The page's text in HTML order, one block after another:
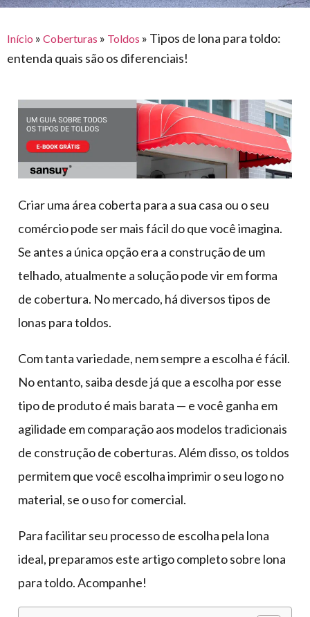
eventos
para
agronegócio
toldos
construção
civil
mercado
automotivo
móveis,
calçados,
epi's
e
multiúso
e logística
armazenagem
lonas
de
caminhoneiro
Início » Coberturas » Toldos » Tipos de lona para toldo:
entenda quais são os diferenciais!
Criar uma área coberta para a sua casa ou o seu
comércio pode ser mais fácil do que você imagina.
Se antes a única opção era a construção de um
telhado, atualmente a solução pode vir em forma
de cobertura. No mercado, há diversos tipos de
lonas para toldos.
Com tanta variedade, nem sempre a escolha é fácil.
No entanto, saiba desde já que a escolha por esse
tipo de produto é mais barata — e você ganha em
agilidade em comparação aos modelos tradicionais
de construção de coberturas. Além disso, os toldos
permitem que você escolha imprimir o seu logo no
material, se o uso for comercial.
Para facilitar seu processo de escolha pela lona
ideal, preparamos este artigo completo sobre lona
para toldo. Acompanhe!